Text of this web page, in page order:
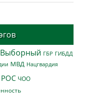
ГБР ГИБДД
МВД Нацгвардия
ЧОО